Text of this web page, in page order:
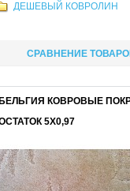
ДЕШЕВЫЙ КОВРОЛИН
СРАВНЕНИЕ
БЕЛЬГИЯ КОВРОВЫЕ
5Х0,97